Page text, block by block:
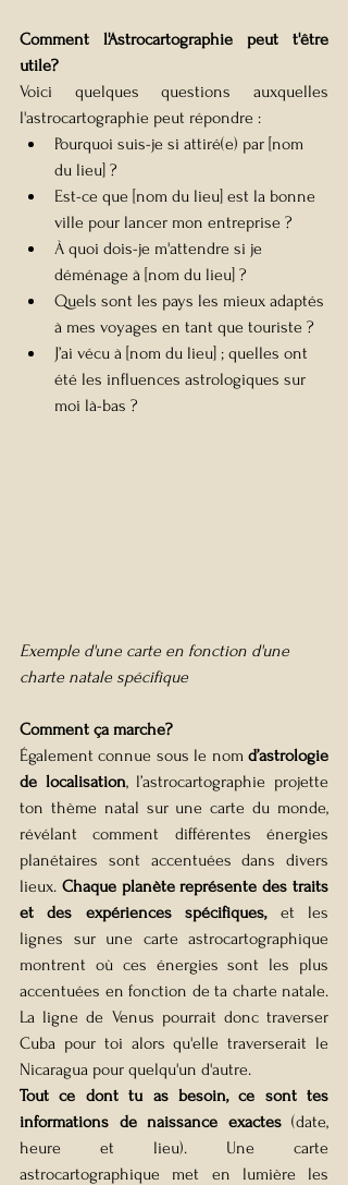
Comment l'Astrocartographie peut t'être
utile?
Voici quelques questions auxquelles
l'astrocartographie peut répondre :
Pourquoi suis-je si attiré(e) par [nom
du lieu] ?
Est-ce que [nom du lieu] est la bonne
ville pour lancer mon entreprise ?
À quoi dois-je m'attendre si je
déménage à [nom du lieu] ?
Quels sont les pays les mieux adaptés
à mes voyages en tant que touriste ?
J’ai vécu à [nom du lieu] ; quelles ont
été les influences astrologiques sur
moi là-bas ?
Exemple d'une carte en fonction d'une
charte natale spécifique
Comment ça marche?
Également connue sous le nom d’astrologie
de localisation, l’astrocartographie projette
ton thème natal sur une carte du monde,
révélant comment différentes énergies
planétaires sont accentuées dans divers
lieux. Chaque planète représente des traits
et des expériences spécifiques, et les
lignes sur une carte astrocartographique
montrent où ces énergies sont les plus
accentuées en fonction de ta charte natale.
La ligne de Venus pourrait donc traverser
Cuba pour toi alors qu'elle traverserait le
Nicaragua pour quelqu'un d'autre.
Tout ce dont tu as besoin, ce sont tes
informations de naissance exactes (date,
heure et lieu). Une carte
astrocartographique met en lumière les